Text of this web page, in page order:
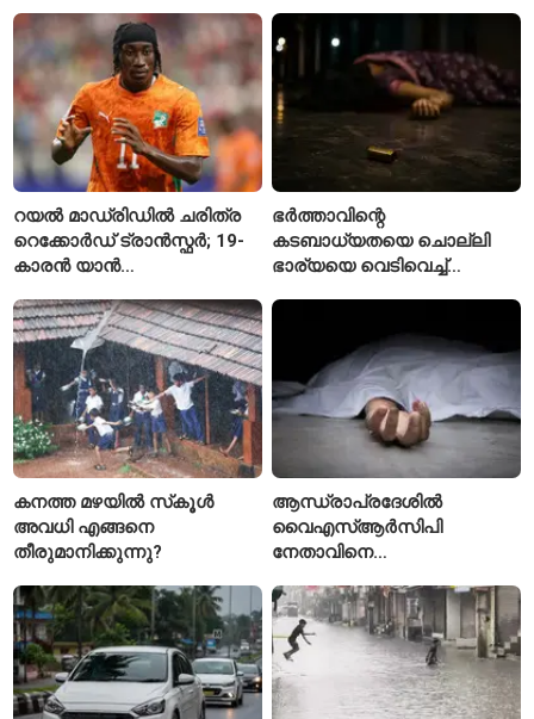
റയൽ മാഡ്രിഡിൽ ചരിത്ര
റെക്കോർഡ് ട്രാൻസ്ഫർ; 19-
കാരൻ യാൻ
സ്വന്തമാക്കി സ്പാനിഷ്
വമ്പന്മാർ
ഭർത്താവിന്റെ
കടബാധ്യതയെ ചൊല്ലി
ഭാര്യയെ വെടിവെച്ച്
കൊലപാതകം
കനത്ത മഴയിൽ സ്‌കൂൾ
അവധി എങ്ങനെ
തീരുമാനിക്കുന്നു?
ആന്ധ്രാപ്രദേശിൽ
വൈഎസ്ആർസിപി
നേതാവിനെ
അന്വേഷണം ആരംഭിച്ച്
പൊലീസ്